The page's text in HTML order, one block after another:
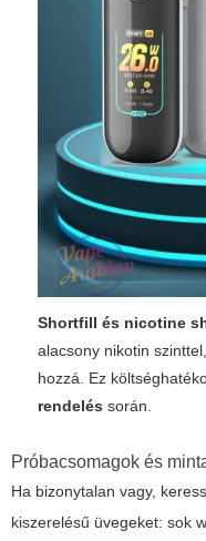
Shortfill és nicotine
alacsony nikotin
hozzá. Ez
rendelés során.
Próbacsomagok és
Ha bizonytalan vagy,
kiszerelésű üvegeket: sok